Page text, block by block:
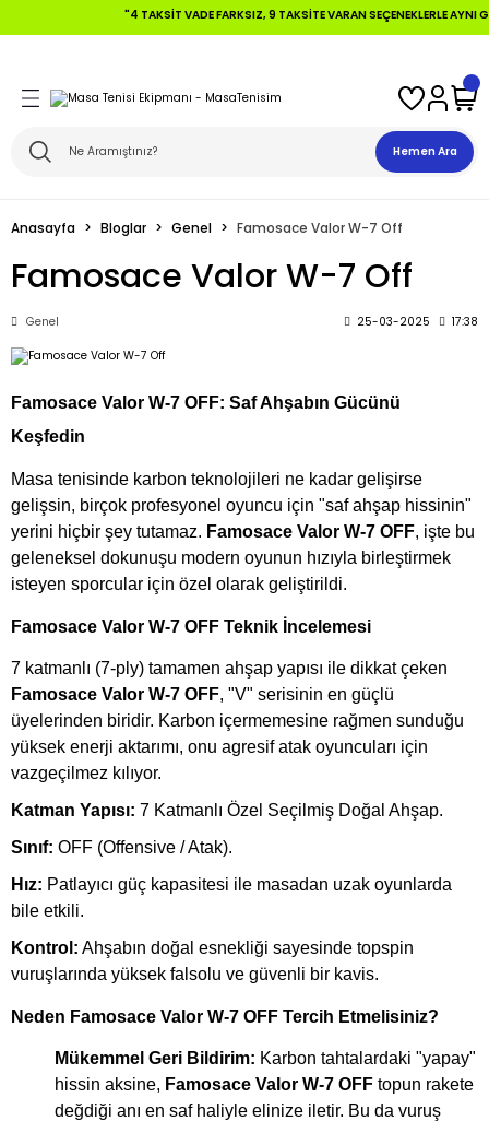
"4 TAKSIT VADE FARKSIZ, 9 TAKSITE VARAN SEÇENEKLERLE AYNI
+Tahtalar
Hemen Ara
Anasayfa Bloglar Genel Famosace Valor W-7 Off
Famosace Valor W-7 Off
Genel 25-03-2025 17:38
Famosace Valor W-7 OFF: Saf Ahşabın Gücünü
Keşfedin
Masa tenisinde karbon teknolojileri ne kadar gelişirse
gelişsin, birçok profesyonel oyuncu için "saf ahşap hissinin"
yerini hiçbir şey tutamaz. Famosace Valor W-7 OFF, işte bu
geleneksel dokunuşu modern oyunun hızıyla birleştirmek
isteyen sporcular için özel olarak geliştirildi.
Famosace Valor W-7 OFF Teknik İncelemesi
7 katmanlı (7-ply) tamamen ahşap yapısı ile dikkat çeken
Famosace Valor W-7 OFF, "V" serisinin en güçlü
üyelerinden biridir. Karbon içermemesine rağmen sunduğu
yüksek enerji aktarımı, onu agresif atak oyuncuları için
vazgeçilmez kılıyor.
Katman Yapısı: 7 Katmanlı Özel Seçilmiş Doğal Ahşap.
Sınıf: OFF (Offensive / Atak).
Hız: Patlayıcı güç kapasitesi ile masadan uzak oyunlarda
bile etkili.
Kontrol: Ahşabın doğal esnekliği sayesinde topspin
vuruşlarında yüksek falsolu ve güvenli bir kavis.
Neden Famosace Valor W-7 OFF Tercih Etmelisiniz?
Mükemmel Geri Bildirim: Karbon tahtalardaki "yapay"
hissin aksine, Famosace Valor W-7 OFF topun rakete
değdiği anı en saf haliyle elinize iletir. Bu da vuruş